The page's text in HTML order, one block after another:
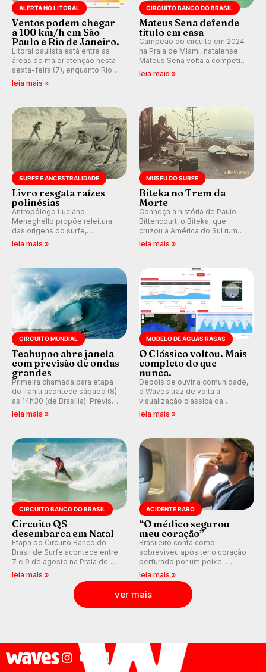
ALERTA NO LITORAL
Ventos podem chegar
a 100 km/h em São
Paulo e Rio de Janeiro.
Litoral paulista está entre as
áreas de maior atenção nesta
sexta-feira (7), enquanto Rio
de Janeiro também recebe
km/h em Itanhaém.
leia mais »
CIRCUITO BANCO DO BRASIL
Mateus Sena defende
título em casa
Campeão do circuito em 2024
na Praia de Miami, natalense
Mateus Sena volta a competir
em casa em busca de manter a
leia mais »
SURFE E ANCESTRALIDADE
Livro resgata raízes
polinésias
Antropólogo Luciano
Meneghello propõe releitura
das origens do surfe,
resgatando a cultura polinésia
prática em esporte e indústria.
leia mais »
MUSEU DO SURFE
Biteka no Trem da
Morte
Conheça a história de Paulo
Bittencourt, o Biteka, que
cruzou a América do Sul rumo
ao Pacífico em uma jornada
leia mais »
CIRCUITO MUNDIAL
Teahupoo abre janela
com previsão de ondas
grandes
Primeira chamada para etapa
do Tahiti acontece sábado (8)
às 14h30 (de Brasília). Previsão
indica swell consistente.
Kelly Slater convidado.
leia mais »
MODELO DE ÁGUAS RASAS
O Clássico voltou. Mais
completo do que
nunca.
Depois de ouvir a comunidade,
o Waves traz de volta a
visualização clássica da
previsão de águas rasas,
ondas para até 16 dias.
leia mais »
CIRCUITO BANCO DO BRASIL
Circuito QS
desembarca em Natal
Etapa do Circuito Banco do
Brasil de Surfe acontece entre
7 e 9 de agosto na Praia de
Miami (RN), em disputas
válidas pelo Qualifying Series
(QS) 4.000 e pela corrida por
vagas no Challenger Series.
leia mais »
ACIDENTE RARO
“O médico segurou
meu coração”
Brasileiro conta como
sobreviveu após ter o coração
perfurado por um peixe-
agulha enquanto surfava na
Costa Rica.
leia mais »
ver mais